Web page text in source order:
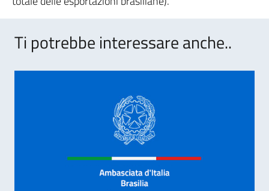
Ti potrebbe interessare anche..